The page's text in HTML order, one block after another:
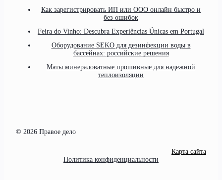
Как зарегистрировать ИП или ООО онлайн быстро и
без ошибок
Feira do Vinho: Descubra Experiências Únicas em Portugal
Оборудование SEKO для дезинфекции воды в
бассейнах: российские решения
Маты минераловатные прошивные для надежной
теплоизоляции
© 2026 Правое дело
Карта сайта
Политика конфиденциальности